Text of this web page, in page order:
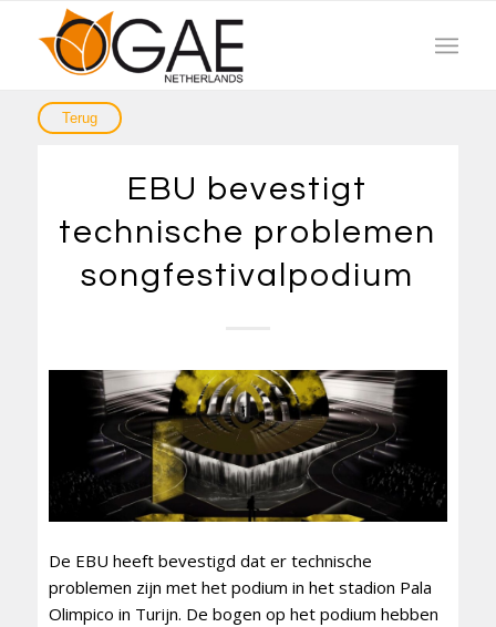
EBU bevestigt
technische problemen
songfestivalpodium
De EBU heeft bevestigd dat er technische
problemen zijn met het podium in het stadion Pala
Olimpico in Turijn. De bogen op het podium hebben